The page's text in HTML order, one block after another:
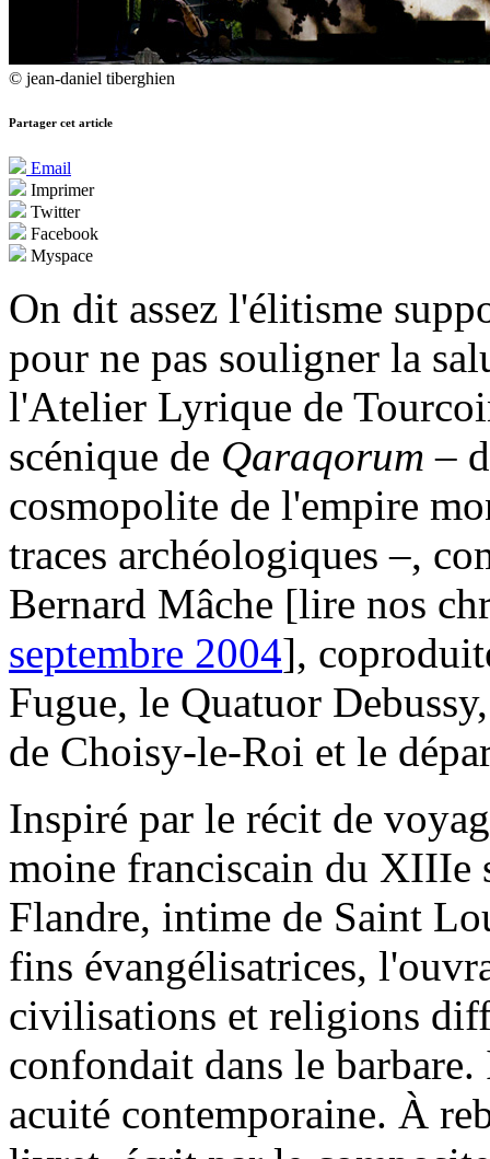
© jean-daniel tiberghien
Partager cet article
Email
Imprimer
Twitter
Facebook
Myspace
On dit assez l'élitisme
pour ne pas souligner la
l'Atelier Lyrique de
scénique de Qaraqorum –
cosmopolite de l'empire
traces archéologiques –,
Bernard Mâche [lire nos
septembre 2004],
Fugue, le Quatuor
de Choisy-le-Roi et le
Inspiré par le récit de
moine franciscain du XIIIe
Flandre, intime de Saint
fins évangélisatrices,
civilisations et religions
confondait dans le
acuité contemporaine. À